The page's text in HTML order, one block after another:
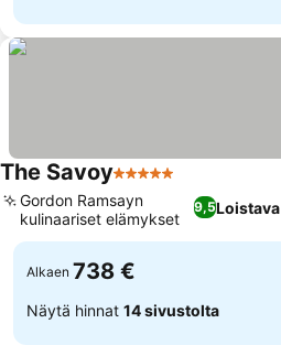
The Savoy5 Tähtiluokitus
9,5Loistava
Gordon Ramsayn
kulinaariset elämykset
Alkaen 738 €
Näytä hinnat 14 sivustolta